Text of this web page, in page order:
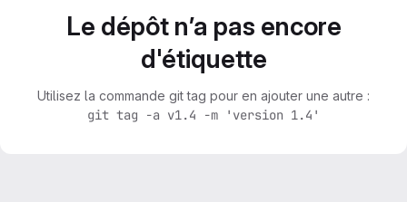
Le dépôt n’a pas encore
d'étiquette
Utilisez la commande git tag pour en ajouter une autre :
git tag -a v1.4 -m 'version 1.4'